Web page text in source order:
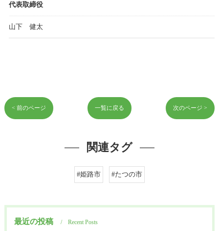
代表取締役
山下 健太
< 前のページ 一覧に戻る 次のページ >
関連タグ
#姫路市 #たつの市
最近の投稿 Recent Posts